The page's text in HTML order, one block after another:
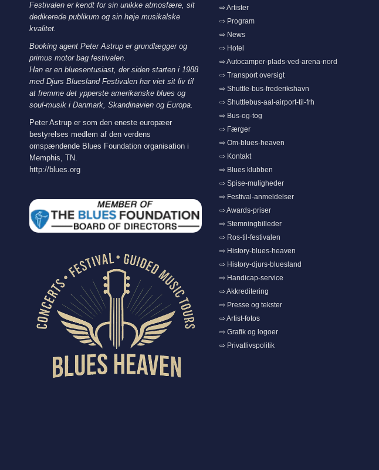
Festivalen er kendt for sin unikke atmosfære, sit
dedikerede publikum og sin høje musikalske
kvalitet.
Booking agent Peter Astrup er grundlægger og
primus motor bag festivalen.
Han er en bluesentusiast, der siden starten i 1988
med Djurs Bluesland Festivalen har viet sit liv til
at fremme det ypperste amerikanske blues og
soul-musik i Danmark, Skandinavien og Europa.
Peter Astrup er som den eneste europæer
bestyrelses medlem af den verdens
omspændende Blues Foundation organisation i
Memphis, TN.
http://blues.org
⇨ Artister
⇨ Program
⇨ News
⇨ Hotel
⇨ Autocamper-plads-ved-arena-nord
⇨ Transport oversigt
⇨ Shuttle-bus-frederikshavn
⇨ Shuttlebus-aal-airport-til-frh
⇨ Bus-og-tog
⇨ Færger
⇨ Om-blues-heaven
⇨ Kontakt
⇨ Blues klubben
⇨ Spise-muligheder
⇨ Festival-anmeldelser
⇨ Awards-priser
⇨ Stemningbilleder
⇨ Ros-til-festivalen
⇨ History-blues-heaven
⇨ History-djurs-bluesland
⇨ Handicap-service
⇨ Akkreditering
⇨ Presse og tekster
⇨ Artist-fotos
⇨ Grafik og logoer
⇨ Privatlivspolitik